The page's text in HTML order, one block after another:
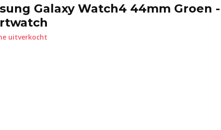
Galaxy Watch4 44mm Groen -
uitverkocht